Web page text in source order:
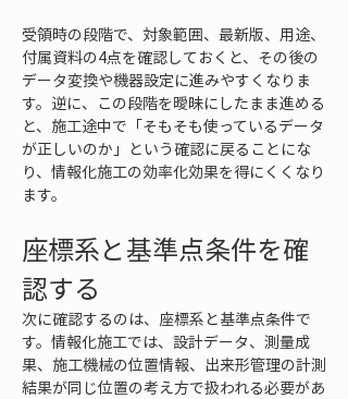
受領時の段階で、対象範囲、最新版、用途、
付属資料の4点を確認しておくと、その後の
データ変換や機器設定に進みやすくなりま
す。逆に、この段階を曖昧にしたまま進める
と、施工途中で「そもそも使っているデータ
が正しいのか」という確認に戻ることにな
り、情報化施工の効率化効果を得にくくなり
ます。
座標系と基準点条件を確
認する
次に確認するのは、座標系と基準点条件で
す。情報化施工では、設計データ、測量成
果、施工機械の位置情報、出来形管理の計測
結果が同じ位置の考え方で扱われる必要があ